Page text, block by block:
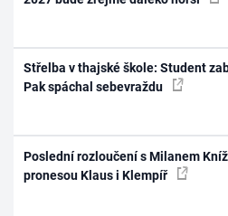
Střelba v thajské škole: Student
Pak spáchal sebevraždu
Poslední rozloučení s Milanem
pronesou Klaus i Klempíř